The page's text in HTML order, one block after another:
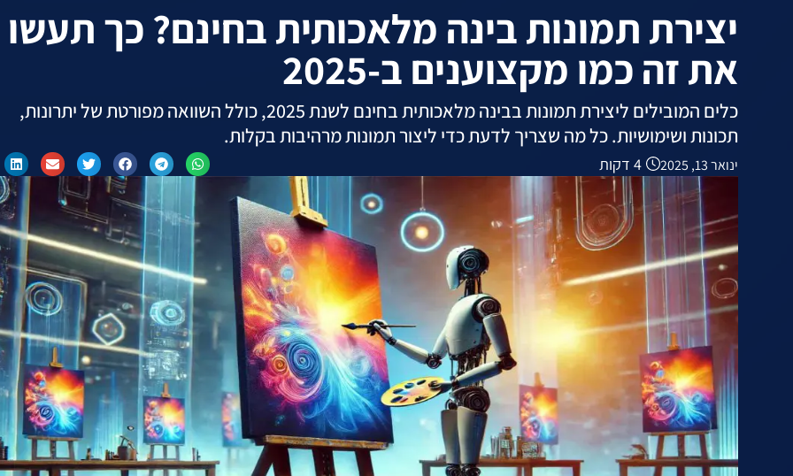
יצירת תמונות בינה מלאכותית בחינם? כך תעשו
את זה כמו מקצוענים ב-2025
כלים המובילים ליצירת תמונות בבינה מלאכותית בחינם לשנת 2025, כולל השוואה מפורטת של יתרונות,
תכונות ושימושיות. כל מה שצריך לדעת כדי ליצור תמונות מרהיבות בקלות.
ינואר 13, 2025 4 דקות